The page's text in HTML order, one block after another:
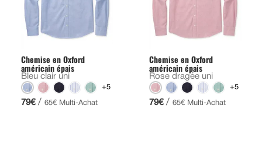
Chemise en Oxford
américain épais
Bleu clair uni
+5
79€ / 65€ Multi-Achat
Chemise en Oxford
américain épais
Rose dragée uni
+5
79€ / 65€ Multi-Achat